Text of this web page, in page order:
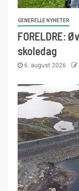
GENERELLE NYHETER
FORELDRE:
skoledag
6. august 2026